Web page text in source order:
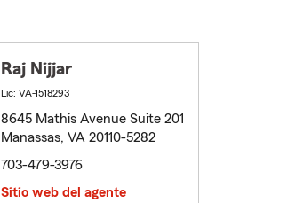
Raj Nijjar
Lic: VA-1518293
8645 Mathis Avenue Suite 201
Manassas, VA 20110-5282
703-479-3976
Sitio web del agente